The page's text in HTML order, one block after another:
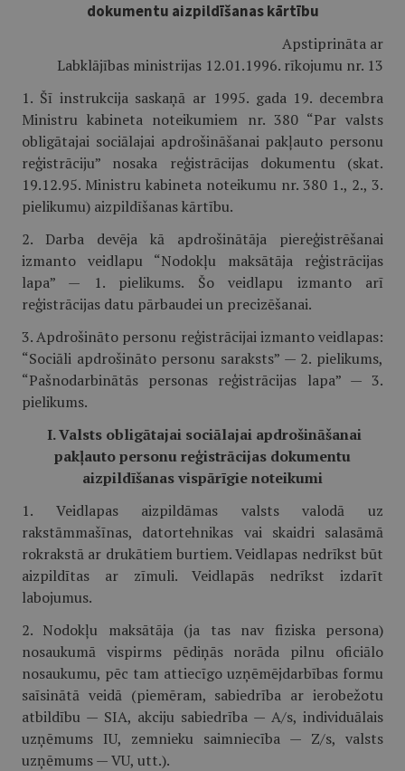
dokumentu aizpildīšanas kārtību
Apstiprināta ar
Labklājības ministrijas 12.01.1996. rīkojumu nr. 13
1. Šī instrukcija saskaņā ar 1995. gada 19. decembra
Ministru kabineta noteikumiem nr. 380 “Par valsts
obligātajai sociālajai apdrošināšanai pakļauto personu
reģistrāciju” nosaka reģistrācijas dokumentu (skat.
19.12.95. Ministru kabineta noteikumu nr. 380 1., 2., 3.
pielikumu) aizpildīšanas kārtību.
2. Darba devēja kā apdrošinātāja piereģistrēšanai
izmanto veidlapu “Nodokļu maksātāja reģistrācijas
lapa” — 1. pielikums. Šo veidlapu izmanto arī
reģistrācijas datu pārbaudei un precizēšanai.
3. Apdrošināto personu reģistrācijai izmanto veidlapas:
“Sociāli apdrošināto personu saraksts” — 2. pielikums,
“Pašnodarbinātās personas reģistrācijas lapa” — 3.
pielikums.
I. Valsts obligātajai sociālajai apdrošināšanai
pakļauto personu reģistrācijas dokumentu
aizpildīšanas vispārīgie noteikumi
1. Veidlapas aizpildāmas valsts valodā uz
rakstāmmašīnas, datortehnikas vai skaidri salasāmā
rokrakstā ar drukātiem burtiem. Veidlapas nedrīkst būt
aizpildītas ar zīmuli. Veidlapās nedrīkst izdarīt
labojumus.
2. Nodokļu maksātāja (ja tas nav fiziska persona)
nosaukumā vispirms pēdiņās norāda pilnu oficiālo
nosaukumu, pēc tam attiecīgo uzņēmējdarbības formu
saīsinātā veidā (piemēram, sabiedrība ar ierobežotu
atbildību — SIA, akciju sabiedrība — A/s, individuālais
uzņēmums IU, zemnieku saimniecība — Z/s, valsts
uzņēmums — VU, utt.).